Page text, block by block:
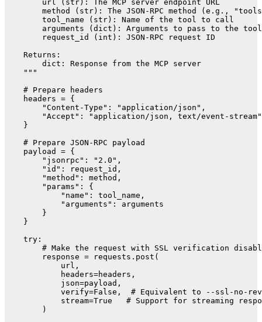
        url (str): The MCP server endpoint URL
method (str): The JSON-RPC method (e.g.,
        tool_name (str): Name of the tool to call
        arguments (dict): Arguments to pass to the tool
        request_id (int): JSON-RPC request ID
    Returns:
        dict: Response from the MCP server
    """
    # Prepare headers
    headers = {
        "Content-Type": "application/json",
        "Accept": "application/json, text/event-stream"
    }
    # Prepare JSON-RPC payload
    payload = {
        "jsonrpc": "2.0",
        "id": request_id,
        "method": method,
        "params": {
            "name": tool_name,
            "arguments": arguments
        }
    }
    try:
# Make the request with SSL verification
        response = requests.post(
            url,
            headers=headers,
            json=payload,
verify=False,  # Equivalent to --ssl-no-
stream=True   # Support for streaming
        )